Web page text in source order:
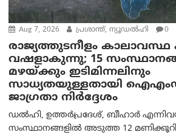
Aug 7, 2026 പ്രശാന്ത്, ന്യൂഡല്‍ഹി 0
രാജ്യത്തുടനീളം
വഷളാകുന്നു; 15
മഴയ്ക്കും ഇടിമിന്നലിനും
സാധ്യതയുള്ളതായി
ജാഗ്രതാ നിർദ്ദേശം
ഡൽഹി, ഉത്തർപ്രദേശ്, ബീഹാർ
സംസ്ഥാനങ്ങളിൽ അടുത്ത 12